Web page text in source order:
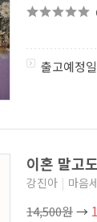
출고예정
이혼 말고
강진아 | 마음
14,500원→